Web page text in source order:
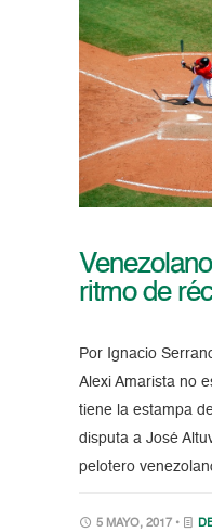
ritmo de
Por Ignacio
Alexi Amarista no
tiene la estampa
disputa a José
pelotero
5 MAYO, 2017 •